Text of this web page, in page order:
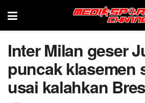
Inter Milan geser
puncak klasemen
usai kalahkan